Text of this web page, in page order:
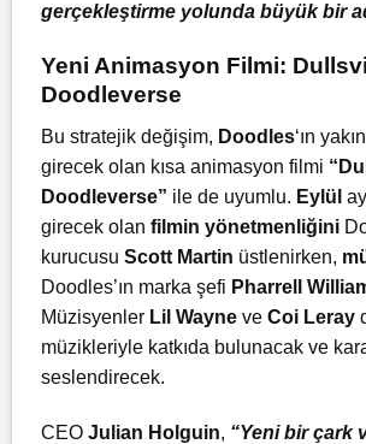
gerçekleştirme yolunda büyük bir
Yeni Animasyon Filmi:
Doodleverse
Bu stratejik değişim, Doodles‘ın
girecek olan kısa animasyon filmi
Doodleverse” ile de uyumlu. Eylül
girecek olan filmin yönetmenliğini
kurucusu Scott Martin üstlenirken,
Doodles’ın marka şefi Pharrell
Müzisyenler Lil Wayne ve Coi Leray
müzikleriyle katkıda bulunacak ve
seslendirecek.
CEO Julian Holguin, “Yeni bir çark